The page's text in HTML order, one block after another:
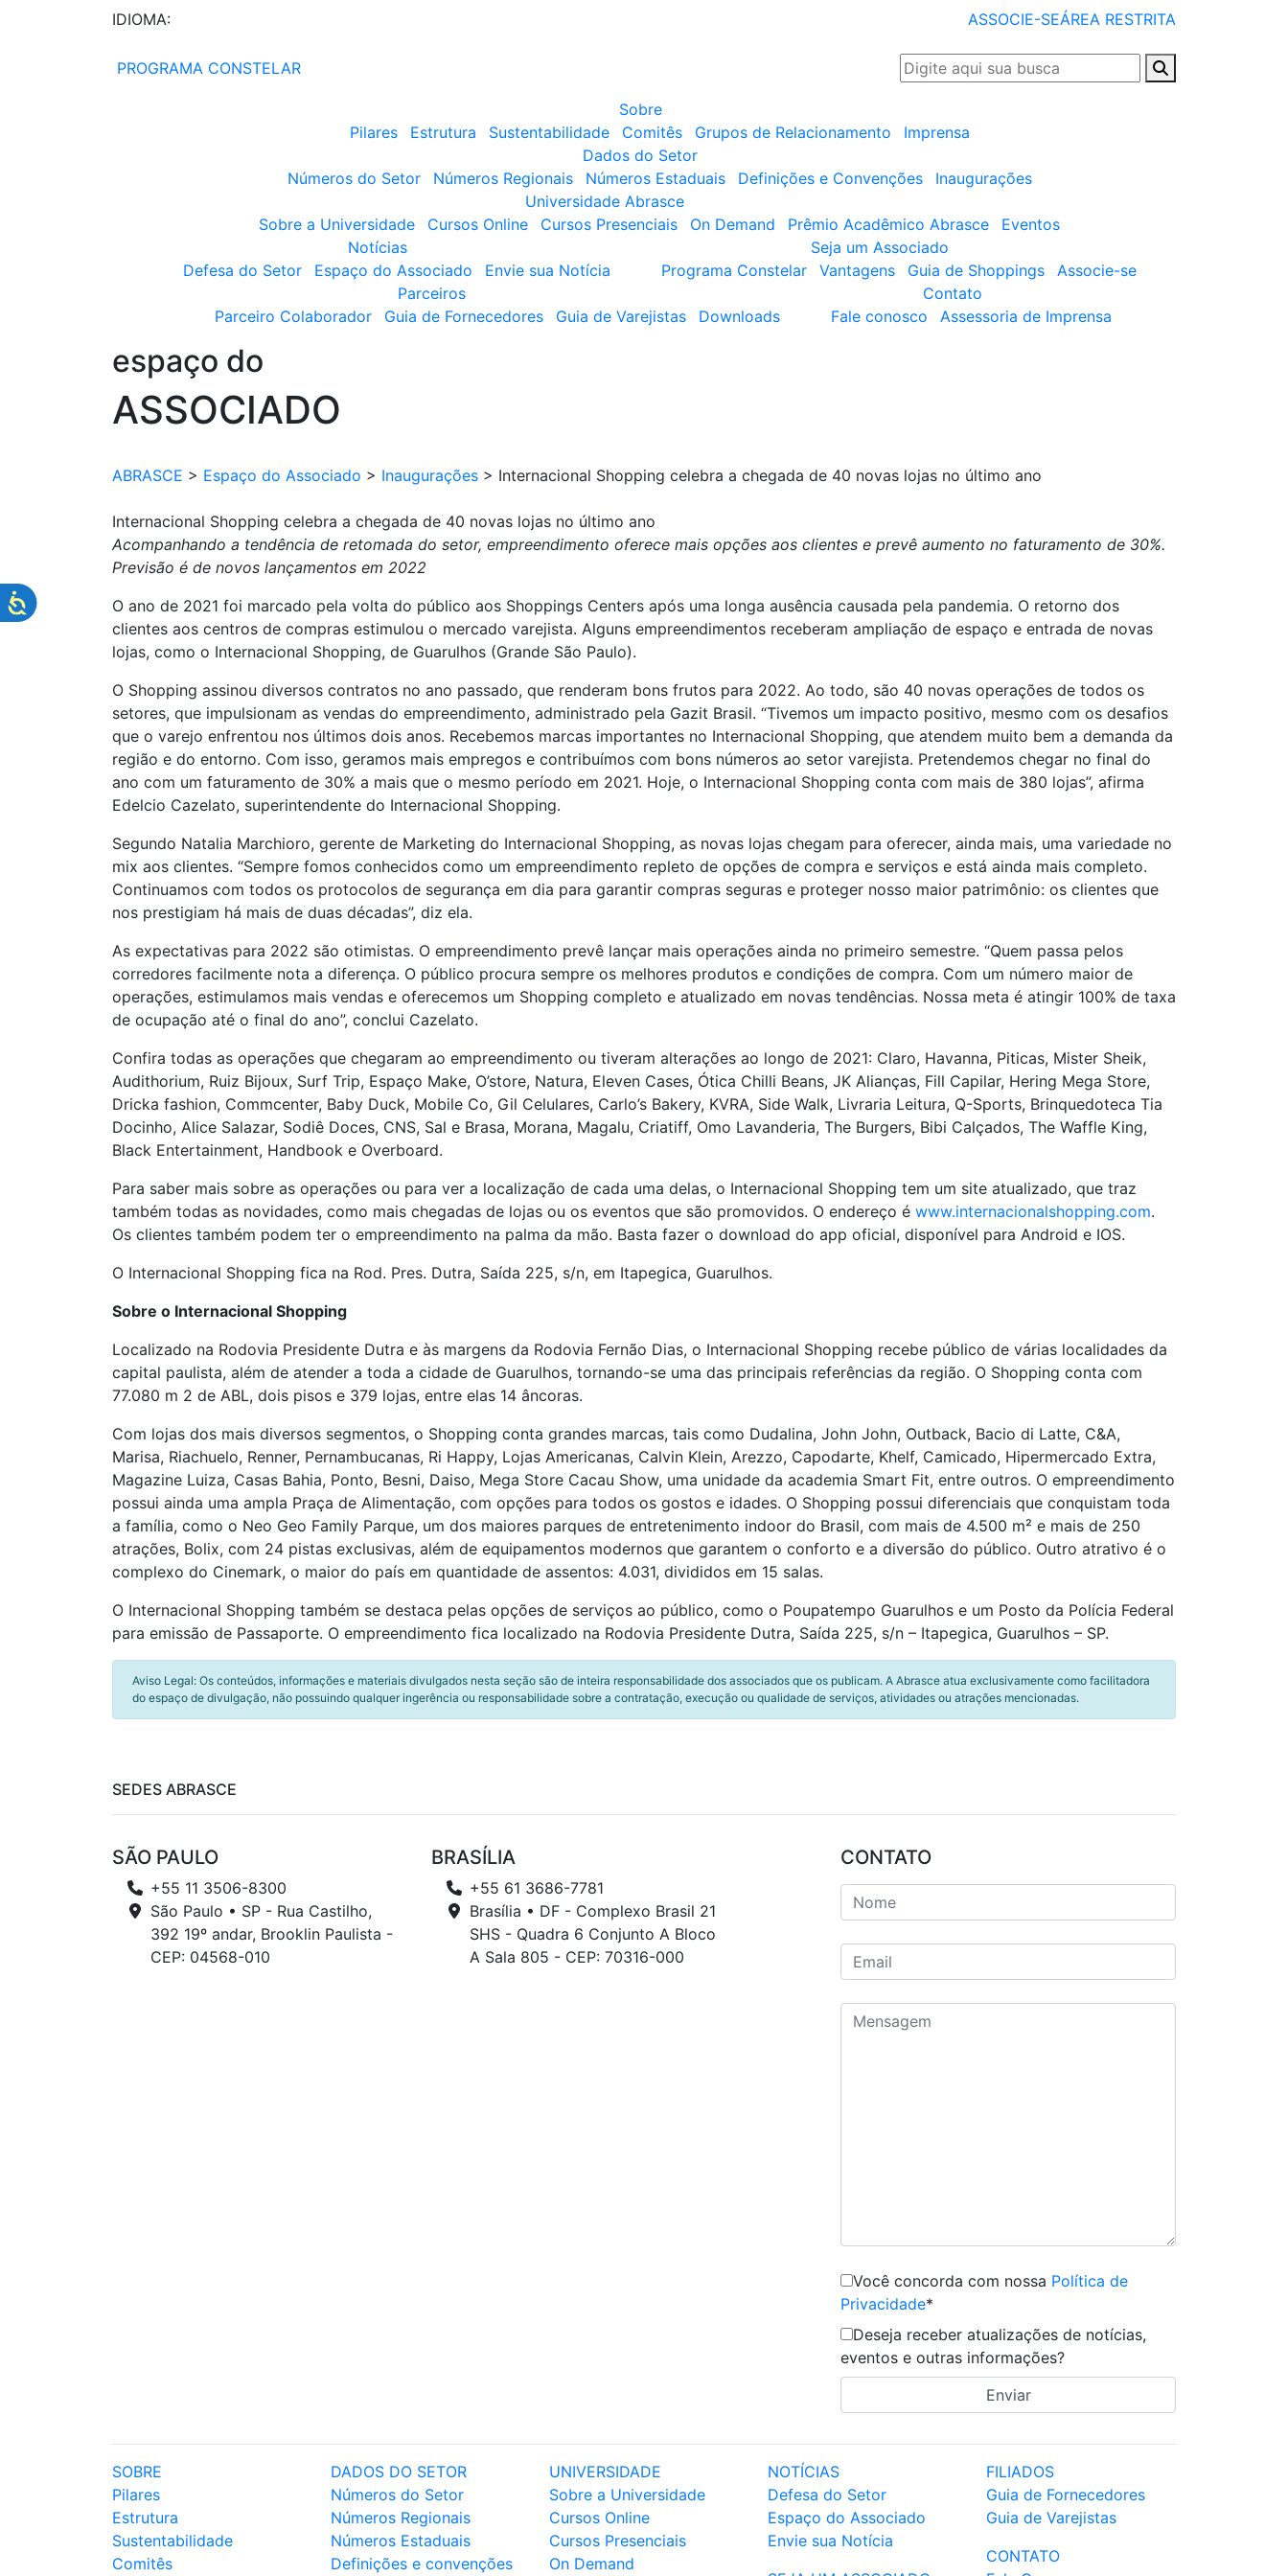
IDIOMA: ASSOCIE-SEÁREA RESTRITA
PROGRAMA CONSTELAR
Sobre
Pilares
Estrutura Sustentabilidade Comitês Grupos de Relacionamento
Imprensa
Dados do Setor
Números do Setor
Números Regionais Números Estaduais Definições e Convenções
Inaugurações
Universidade Abrasce
Sobre a Universidade
Cursos Online Cursos Presenciais On Demand Prêmio Acadêmico Abrasce
Eventos
Notícias
Defesa do Setor
Espaço do Associado Envie sua Notícia
Seja um Associado
Programa Constelar
Vantagens Guia de Shoppings
Associe-se
Parceiros
Parceiro Colaborador
Guia de Fornecedores Guia de Varejistas Downloads
Contato
Fale conosco
Assessoria de Imprensa
espaço do
ASSOCIADO
ABRASCE > Espaço do Associado > Inaugurações > Internacional Shopping celebra a chegada de 40 novas lojas no último ano
Internacional Shopping celebra a chegada de 40 novas lojas no último ano
Acompanhando a tendência de retomada do setor, empreendimento oferece mais opções aos clientes e prevê aumento no faturamento de 30%.
Previsão é de novos lançamentos em 2022
O ano de 2021 foi marcado pela volta do público aos Shoppings Centers após uma longa ausência causada pela pandemia. O retorno dos
clientes aos centros de compras estimulou o mercado varejista. Alguns empreendimentos receberam ampliação de espaço e entrada de novas
lojas, como o Internacional Shopping, de Guarulhos (Grande São Paulo).
O Shopping assinou diversos contratos no ano passado, que renderam bons frutos para 2022. Ao todo, são 40 novas operações de todos os
setores, que impulsionam as vendas do empreendimento, administrado pela Gazit Brasil. “Tivemos um impacto positivo, mesmo com os desafios
que o varejo enfrentou nos últimos dois anos. Recebemos marcas importantes no Internacional Shopping, que atendem muito bem a demanda da
região e do entorno. Com isso, geramos mais empregos e contribuímos com bons números ao setor varejista. Pretendemos chegar no final do
ano com um faturamento de 30% a mais que o mesmo período em 2021. Hoje, o Internacional Shopping conta com mais de 380 lojas”, afirma
Edelcio Cazelato, superintendente do Internacional Shopping.
Segundo Natalia Marchioro, gerente de Marketing do Internacional Shopping, as novas lojas chegam para oferecer, ainda mais, uma variedade no
mix aos clientes. “Sempre fomos conhecidos como um empreendimento repleto de opções de compra e serviços e está ainda mais completo.
Continuamos com todos os protocolos de segurança em dia para garantir compras seguras e proteger nosso maior patrimônio: os clientes que
nos prestigiam há mais de duas décadas”, diz ela.
As expectativas para 2022 são otimistas. O empreendimento prevê lançar mais operações ainda no primeiro semestre. “Quem passa pelos
corredores facilmente nota a diferença. O público procura sempre os melhores produtos e condições de compra. Com um número maior de
operações, estimulamos mais vendas e oferecemos um Shopping completo e atualizado em novas tendências. Nossa meta é atingir 100% de taxa
de ocupação até o final do ano”, conclui Cazelato.
Confira todas as operações que chegaram ao empreendimento ou tiveram alterações ao longo de 2021: Claro, Havanna, Piticas, Mister Sheik,
Audithorium, Ruiz Bijoux, Surf Trip, Espaço Make, O’store, Natura, Eleven Cases, Ótica Chilli Beans, JK Alianças, Fill Capilar, Hering Mega Store,
Dricka fashion, Commcenter, Baby Duck, Mobile Co, Gil Celulares, Carlo’s Bakery, KVRA, Side Walk, Livraria Leitura, Q-Sports, Brinquedoteca Tia
Docinho, Alice Salazar, Sodiê Doces, CNS, Sal e Brasa, Morana, Magalu, Criatiff, Omo Lavanderia, The Burgers, Bibi Calçados, The Waffle King,
Black Entertainment, Handbook e Overboard.
Para saber mais sobre as operações ou para ver a localização de cada uma delas, o Internacional Shopping tem um site atualizado, que traz
também todas as novidades, como mais chegadas de lojas ou os eventos que são promovidos. O endereço é www.internacionalshopping.com.
Os clientes também podem ter o empreendimento na palma da mão. Basta fazer o download do app oficial, disponível para Android e IOS.
O Internacional Shopping fica na Rod. Pres. Dutra, Saída 225, s/n, em Itapegica, Guarulhos.
Sobre o Internacional Shopping
Localizado na Rodovia Presidente Dutra e às margens da Rodovia Fernão Dias, o Internacional Shopping recebe público de várias localidades da
capital paulista, além de atender a toda a cidade de Guarulhos, tornando-se uma das principais referências da região. O Shopping conta com
77.080 m 2 de ABL, dois pisos e 379 lojas, entre elas 14 âncoras.
Com lojas dos mais diversos segmentos, o Shopping conta grandes marcas, tais como Dudalina, John John, Outback, Bacio di Latte, C&A,
Marisa, Riachuelo, Renner, Pernambucanas, Ri Happy, Lojas Americanas, Calvin Klein, Arezzo, Capodarte, Khelf, Camicado, Hipermercado Extra,
Magazine Luiza, Casas Bahia, Ponto, Besni, Daiso, Mega Store Cacau Show, uma unidade da academia Smart Fit, entre outros. O empreendimento
possui ainda uma ampla Praça de Alimentação, com opções para todos os gostos e idades. O Shopping possui diferenciais que conquistam toda
a família, como o Neo Geo Family Parque, um dos maiores parques de entretenimento indoor do Brasil, com mais de 4.500 m² e mais de 250
atrações, Bolix, com 24 pistas exclusivas, além de equipamentos modernos que garantem o conforto e a diversão do público. Outro atrativo é o
complexo do Cinemark, o maior do país em quantidade de assentos: 4.031, divididos em 15 salas.
O Internacional Shopping também se destaca pelas opções de serviços ao público, como o Poupatempo Guarulhos e um Posto da Polícia Federal
para emissão de Passaporte. O empreendimento fica localizado na Rodovia Presidente Dutra, Saída 225, s/n – Itapegica, Guarulhos – SP.
Aviso Legal: Os conteúdos, informações e materiais divulgados nesta seção são de inteira responsabilidade dos associados que os publicam. A Abrasce atua exclusivamente como facilitadora
do espaço de divulgação, não possuindo qualquer ingerência ou responsabilidade sobre a contratação, execução ou qualidade de serviços, atividades ou atrações mencionadas.
SEDES ABRASCE
SÃO PAULO
+55 11 3506-8300
São Paulo • SP - Rua Castilho,
392 19º andar, Brooklin Paulista -
CEP: 04568-010
BRASÍLIA
+55 61 3686-7781
Brasília • DF - Complexo Brasil 21
SHS - Quadra 6 Conjunto A Bloco
A Sala 805 - CEP: 70316-000
CONTATO
Você concorda com nossa Política de
Privacidade*
Deseja receber atualizações de notícias,
eventos e outras informações?
SOBRE
Pilares
Estrutura
Sustentabilidade
Comitês
DADOS DO SETOR
Números do Setor
Números Regionais
Números Estaduais
Definições e convenções
UNIVERSIDADE
Sobre a Universidade
Cursos Online
Cursos Presenciais
On Demand
NOTÍCIAS
Defesa do Setor
Espaço do Associado
Envie sua Notícia
FILIADOS
Guia de Fornecedores
Guia de Varejistas
CONTATO